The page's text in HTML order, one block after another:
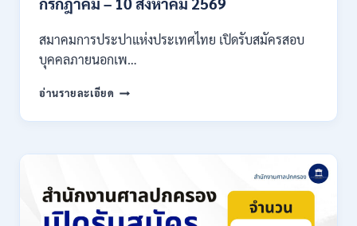
20
กรกฎาคม
–
13
2569
สมาคมการประปาแห่งประเทศไทย เปิดรับสมัครสอบ
บุคคลภายนอกเพ…
อ่านรายละเอียด สมาคม
ประปา
ประเทศไทย
สมัคร
งาน